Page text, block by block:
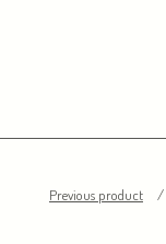
Previous product